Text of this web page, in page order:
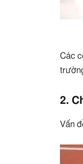
Các
2.
Vấn